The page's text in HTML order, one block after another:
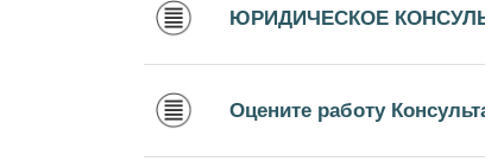
ЮРИДИЧЕСКОЕ
Оцените работу